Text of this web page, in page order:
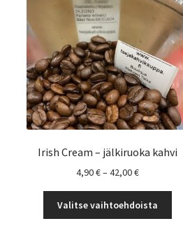
Irish Cream – jälkiruoka kahvi
4,90€–42,00€Hintaluokka:
-
42,00 €
Valitse vaihtoehdoista